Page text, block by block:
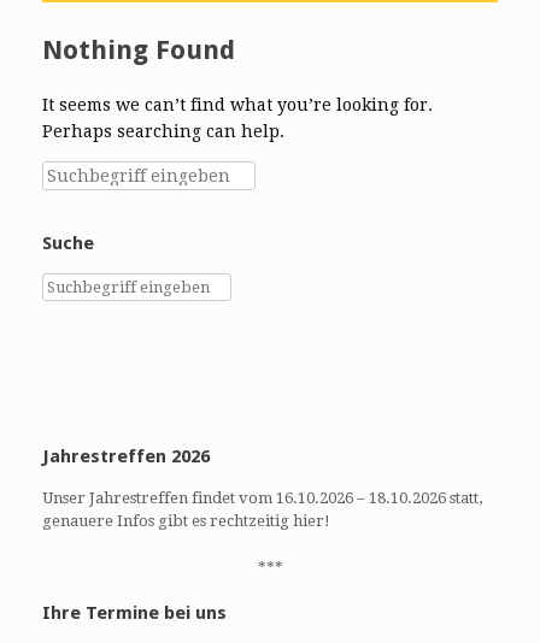
Nothing Found
It seems we can’t find what you’re looking for.
Perhaps searching can help.
Suche
Jahrestreffen 2026
Unser Jahrestreffen findet vom 16.10.2026 – 18.10.2026 statt,
genauere Infos gibt es rechtzeitig hier!
***
Ihre Termine bei uns